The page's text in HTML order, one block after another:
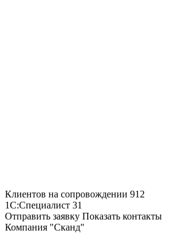
Клиентов на сопровождении 912
1С:Специалист 31
Отправить заявку Показать контакты
Компания "Сканд"